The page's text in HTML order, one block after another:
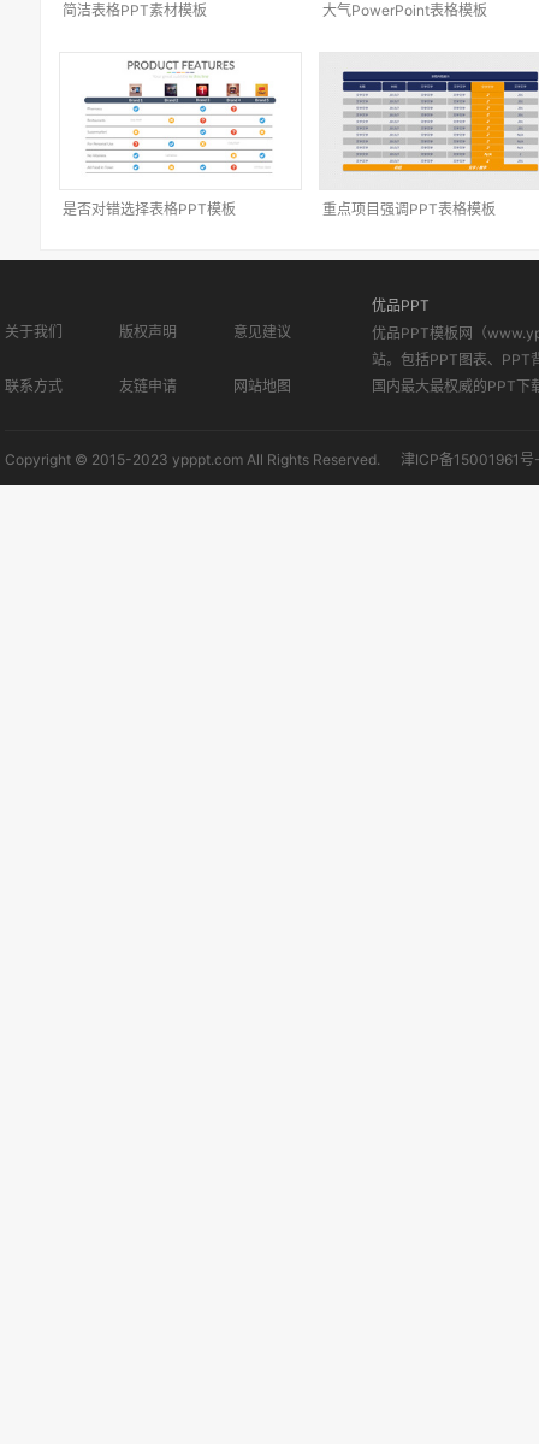
简洁表格PPT素材模板 大气PowerPoint表格模板
是否对错选择表格PPT模板 重点项目强调PPT表格模板
关于我们 版权声明 意见建议
联系方式 友链申请 网站地图
优品PPT
优品PPT模板网（
站。包括PPT图表、PPT
国内最大最权威的PPT下
Copyright © 2015-2023 ypppt.com All Rights Reserved. 津ICP备15001961号